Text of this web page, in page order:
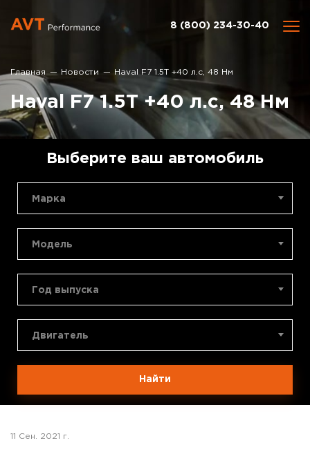
8 (800) 234-30-40
Главная Новости Haval F7 1.5T +40 л.с, 48 Нм
Haval F7 1.5T +40 л.с, 48 Нм
Выберите ваш автомобиль
Марка
Модель
Год выпуска
Двигатель
Найти
11 Сен. 2021 г.